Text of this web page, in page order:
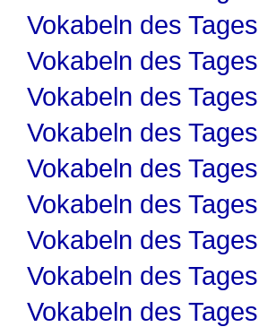
Vokabeln des
Vokabeln des
Vokabeln des
Vokabeln des
Vokabeln des
Vokabeln des
Vokabeln des
Vokabeln des
Vokabeln des